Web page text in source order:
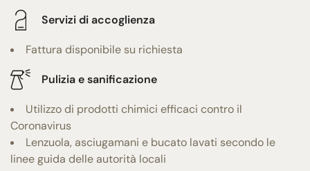
Servizi di accoglienza
Fattura disponibile su richiesta
Pulizia e sanificazione
Utilizzo di prodotti chimici efficaci contro il
Coronavirus
Lenzuola, asciugamani e bucato lavati secondo le
linee guida delle autorità locali